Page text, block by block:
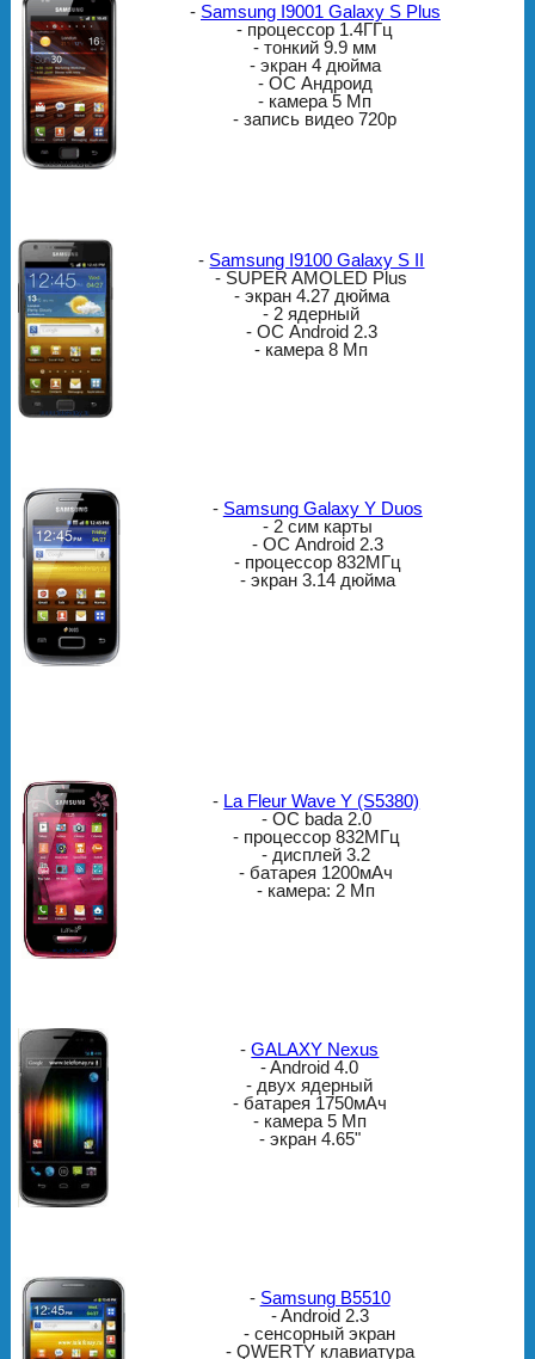
- Samsung I9001 Galaxy S Plus
- процессор 1.4ГГц
- тонкий 9.9 мм
- экран 4 дюйма
- ОС Андроид
- камера 5 Мп
- запись видео 720p
- Samsung I9100 Galaxy S II
- SUPER AMOLED Plus
- экран 4.27 дюйма
- 2 ядерный
- ОС Android 2.3
- камера 8 Мп
- Samsung Galaxy Y Duos
- 2 сим карты
- ОС Android 2.3
- процессор 832МГц
- экран 3.14 дюйма
- La Fleur Wave Y (S5380)
- ОС bada 2.0
- процессор 832МГц
- дисплей 3.2
- батарея 1200мАч
- камера: 2 Мп
-GALAXY Nexus
- Android 4.0
- двух ядерный
- батарея 1750мАч
- камера 5 Мп
- экран 4.65"
- Samsung B5510
- Android 2.3
- сенсорный экран
- QWERTY клавиатура